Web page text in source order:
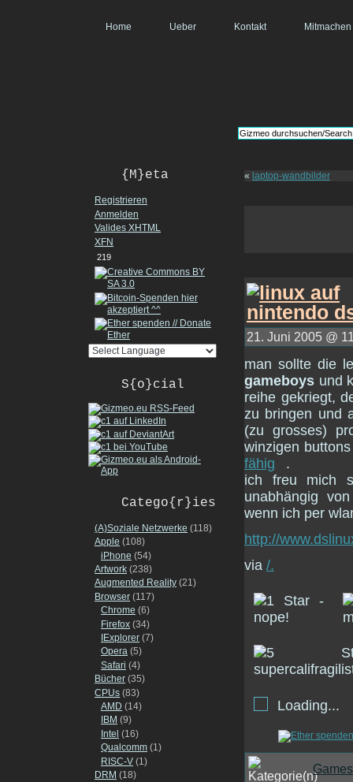
Home Ueber Kontakt Mitmachen
{M}eta
Registrieren
Anmelden
Valides XHTML
XFN
219
S{o}cial
Catego{r}ies
(A)Soziale Netzwerke (118)
Apple (108)
iPhone (54)
Artwork (238)
Augmented Reality (21)
Browser (117)
Chrome (6)
Firefox (34)
IExplorer (7)
Opera (5)
Safari (4)
Bücher (35)
CPUs (83)
AMD (14)
IBM (9)
Intel (16)
Qualcomm (1)
RISC-V (1)
DRM (18)
« laptop-wandbilder
21. Juni 2005 @
man sollte die
gameboys und
reihe gekriegt,
zu bringen und
(zu grosses)
winzigen
fähig
.
ich freu mich
unabhängig
wenn ich per
http://
via /.
Loading...
Games